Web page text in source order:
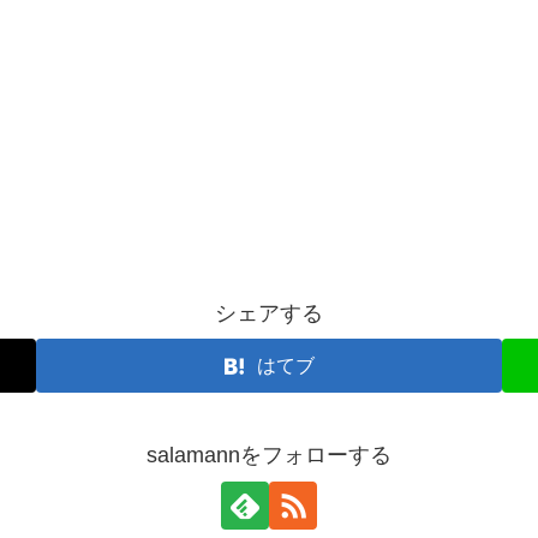
シェアする
はてブ
salamannをフォローする